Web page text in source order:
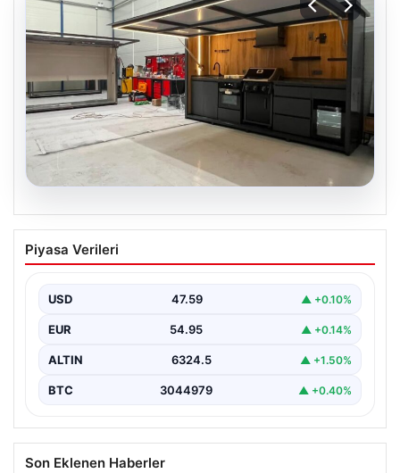
04.08.2026
Açık Alan Mimarisinde Konfor ve bahçe
mutfağı Çözümleri
köşelerinden parçası gelmiştir. Doğayla uyumlu…
Piyasa Verileri
USD 47.59 ▲ +0.10%
EUR 54.95 ▲ +0.14%
ALTIN 6324.5 ▲ +1.50%
BTC 3044979 ▲ +0.40%
Son Eklenen Haberler